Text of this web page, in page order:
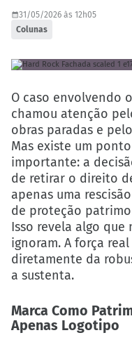
31/05/2026 às 12h05
Colunas
O caso envolvendo
chamou atenção
obras paradas e
Mas existe um
importante: a
de retirar o direito
apenas uma
de proteção
Isso revela algo que
ignoram. A força
diretamente da
a sustenta.
Marca Como
Apenas Logotipo